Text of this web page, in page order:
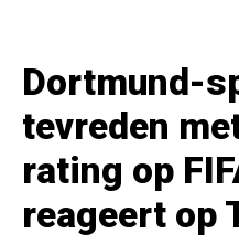
Dortmund-
tevreden
rating op
reageert op